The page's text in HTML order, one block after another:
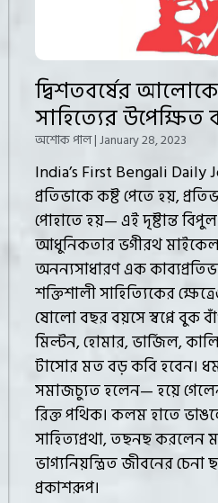
দ্বিশতবর্ষের
সাহিত্যের উপেক্ষিত
অশোক পাল January 28, 2023
India’s First Bengali Daily
প্রতিভাকে কষ্ট পেতে হয়,
পোহাতে হয়— এই দৃষ্টান্ত
আধুনিকতার ভগীরথ
অনন্যসাধারণ এক
শক্তিশালী সাহিত্যিকের
ষোলো বছর বয়সে স্বপ্নে বুক
মিল্টন, হোমার, ভার্জিল,
টাসোর মত বড় কবি হবেন।
সমাজচ্যুত হলেন— হয়ে
রিক্ত পথিক। কলম হাতে
সাহিত্যপ্রথা, তছনছ করলেন
ভাগ্যনিয়ন্ত্রিত জীবনের
প্রকাশরূপ।